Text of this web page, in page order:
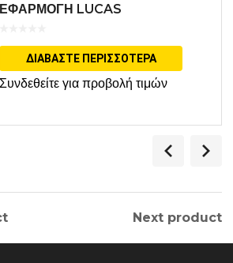
ΕΦΑΡΜΟΓΗ LUCAS
ΔΙΑΒΆΣΤΕ ΠΕΡΙΣΣΌΤΕΡΑ
Συνδεθείτε για προβολή τιμών
Next product